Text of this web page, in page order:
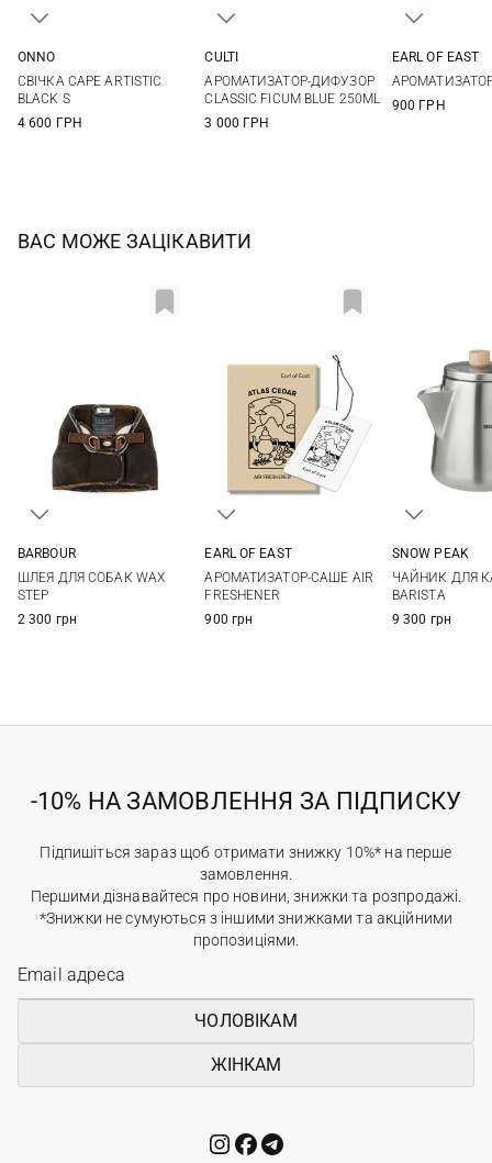
ONNO
СВІЧКА CAPE ARTISTIC
BLACK S
4 600 ГРН
CULTI
АРОМАТИЗАТОР-ДИФУЗОР
CLASSIC FICUM BLUE 250ML
3 000 ГРН
EARL OF EAST
900 ГРН
ВАС МОЖЕ ЗАЦІКАВИТИ
BARBOUR
ШЛЕЯ ДЛЯ СОБАК WAX
STEP
2 300 грн
EARL OF EAST
АРОМАТИЗАТОР-САШЕ AIR
FRESHENER
900 грн
SNOW PEAK
ЧАЙНИК ДЛЯ
BARISTA
9 300 грн
-10% НА ЗАМОВЛЕННЯ ЗА ПІДПИСКУ
Підпишіться зараз щоб отримати знижку 10%* на перше
замовлення.
Першими дізнавайтеся про новини, знижки та розпродажі.
*Знижки не сумуються з іншими знижками та акційними
пропозиціями.
ЧОЛОВІКАМ
ЖІНКАМ